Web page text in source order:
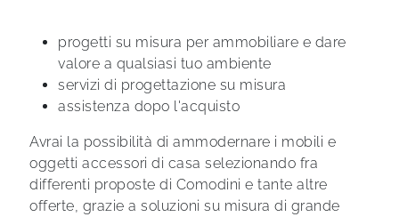
progetti su misura per ammobiliare e dare
valore a qualsiasi tuo ambiente
servizi di progettazione su misura
assistenza dopo l'acquisto
Avrai la possibilità di ammodernare i mobili e
oggetti accessori di casa selezionando fra
differenti proposte di Comodini e tante altre
offerte, grazie a soluzioni su misura di grande